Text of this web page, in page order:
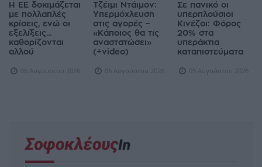
Η ΕΕ δοκιμάζεται
με πολλαπλές
κρίσεις, ενώ οι
εξελίξεις...
καθορίζονται
αλλού
06 Αυγούστου 2026
Τζέιμι Ντάιμον:
Υπερμόχλευση
στις αγορές –
«Κάποιος θα τις
αναστατώσει»
(+video)
06 Αυγούστου 2026
Σε πανικό οι
υπερπλούσιοι
Κινέζοι: Φόρος
20% στα
υπεράκτια
καταπιστεύματα
05 Αυγούστου 2026